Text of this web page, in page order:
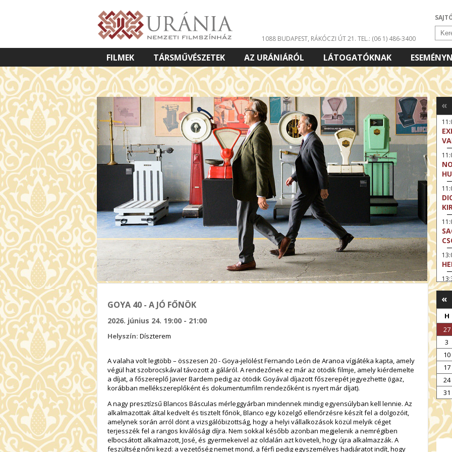
1088 BUDAPEST, RÁKÓCZI ÚT 21. TEL.: (06 1) 486-3400
FILMEK TÁRSMŰVÉSZETEK AZ URÁNIÁRÓL LÁTOGATÓKNAK
VETÍTETT KÉPES ELŐADÁSOK
GOYA 40 - A JÓ FŐNÖK
2026. június 24. 19:00 - 21:00
Helyszín: Díszterem
A valaha volt legtöbb – összesen 20 - Goya-jelölést Fernando León de Aranoa vígjátéka kapta, amely
végül hat szobrocskával távozott a gáláról. A rendezőnek ez már az ötödik filmje, amely kiérdemelte
a díjat, a főszereplő Javier Bardem pedig az ötödik Goyával díjazott főszerepét jegyezhette (igaz,
korábban mellékszereplőként és dokumentumfilm rendezőként is nyert már díjat).
A nagy presztízsű Blancos Básculas mérleggyárban mindennek mindig egyensúlyban kell lennie. Az
alkalmazottak által kedvelt és tisztelt főnök, Blanco egy közelgő ellenőrzésre készít fel a dolgozóit,
amelynek során arról dönt a vizsgálóbizottság, hogy a helyi vállalkozások közül melyik céget
terjesszék fel a rangos kiválósági díjra. Nem sokkal később azonban megjelenik a nemrégiben
elbocsátott alkalmazott, José, és gyermekeivel az oldalán azt követeli, hogy újra alkalmazzák. A
feszültség nőni kezd: a vezetőség nemet mond, a férfi pedig egyszemélyes hadjáratot indít, hogy
«
A
«
H
27
3
10
17
24
31